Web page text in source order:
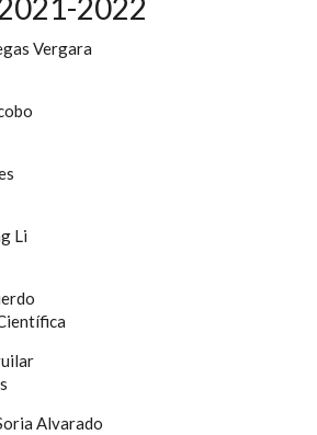
2022
Vergara
Li
Alvarado